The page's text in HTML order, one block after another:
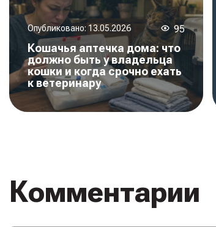
Опубликовано: 13.05.2026 95
Кошачья аптечка дома: что
должно быть у владельца
кошки и когда срочно ехать
к ветеринару
Комментарии